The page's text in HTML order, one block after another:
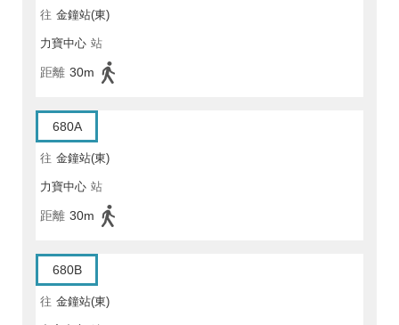
往 金鐘站(東)
力寶中心 站
距離 30m
680A
往 金鐘站(東)
力寶中心 站
距離 30m
680B
往 金鐘站(東)